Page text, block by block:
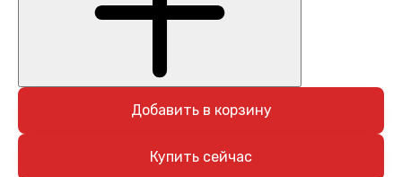
Добавить в корзину